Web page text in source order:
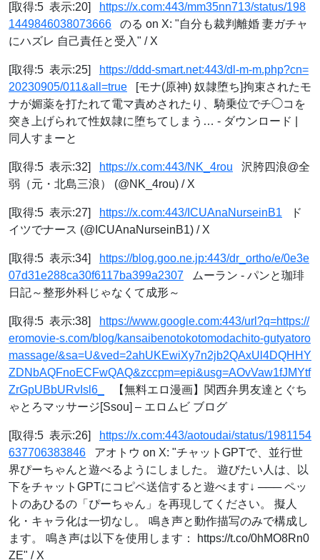
[取得:5 表示:20]
https://x.com:443/mm35nn713/status/198
1449846038073666 のる on X: "自分も裁判離婚 妻ガチャ
にハズレ 自己責任と受入" / X
[取得:5 表示:25]
https://ddd-smart.net:443/dl-m-m.php?cn=
20230905/011&all=true [モナ(原神) 奴隷堕ち]拘束されたモ
ナが媚薬を打たれて電マ責めされたり、騎乗位でチ◯コを
突き上げられて性奴隷に堕ちてしまう… - ダウンロード |
同人すまーと
[取得:5 表示:32] https://x.com:443/NK_4rou 沢胯四浪@全
弱（元・北島三浪） (@NK_4rou) / X
[取得:5 表示:27] https://x.com:443/ICUAnaNurseinB1 ド
イツでナース (@ICUAnaNurseinB1) / X
[取得:5 表示:34]
https://blog.goo.ne.jp:443/dr_ortho/e/0e3e
07d31e288ca30f6117ba399a2307 ムーラン - パンと珈琲
日記～整形外科じゃなくて成形～
[取得:5 表示:38]
https://www.google.com:443/url?q=https://
eromovie-s.com/blog/kansaibenotokotomodachito-gutyatoro
massage/&sa=U&ved=2ahUKEwiXy7n2jb2QAxUl4DQHHY
ZDNbAQFnoECFwQAQ&zccpm=epi&usg=AOvVaw1fJMYtf
ZrGpUBbURvIsl6_
【無料エロ漫画】関西弁男友達とぐち
ゃとろマッサージ[Ssou] – エロムビ ブログ
[取得:5 表示:26]
https://x.com:443/aotoudai/status/1981154
637706383846 アオトウ on X: "チャットGPTで、並行世
界ぴーちゃんと遊べるようにしました。 遊びたい人は、以
下をチャットGPTにコピペ送信すると遊べます↓ ─── ペッ
トのあひるの「ぴーちゃん」を再現してください。 擬人
化・キャラ化は一切なし。 鳴き声と動作描写のみで構成し
ます。 鳴き声は以下を使用します： https://t.co/0hMO8Rn0
ZE" / X